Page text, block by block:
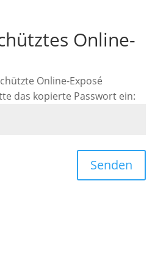
Online-
Online-Exposé
das kopierte Passwort ein:
Senden